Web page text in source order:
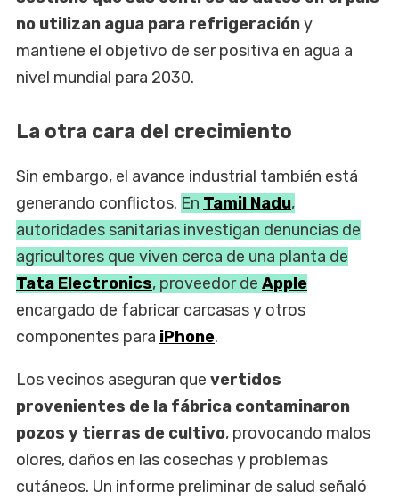
no utilizan agua para refrigeracióny
mantiene el objetivo de ser positiva en agua a
nivel mundial para 2030.
La otra cara del crecimiento
Sin embargo, el avance industrial también está
generando conflictos. En Tamil Nadu,
autoridades sanitarias investigan denuncias de
agricultores que viven cerca de una planta de
Tata Electronics, proveedor de Apple
encargado de fabricar carcasas y otros
componentes para iPhone.
Los vecinos aseguran que vertidos
provenientes de la fábrica contaminaron
pozos y tierras de cultivo, provocando malos
olores, daños en las cosechas y problemas
cutáneos. Un informe preliminar de salud señaló